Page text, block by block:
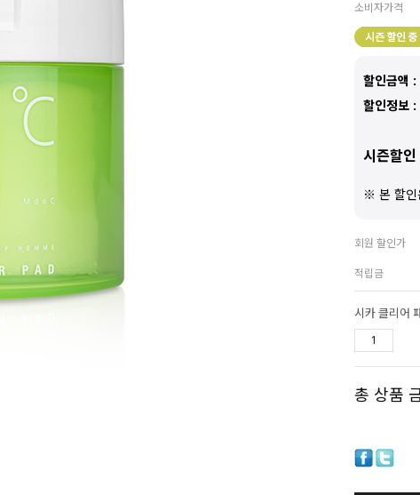
소비자가격
할인금액 :
할인정보 :
시즌할
※ 본 할인
회원 할인가
적립금
시카 클리어
총 상품